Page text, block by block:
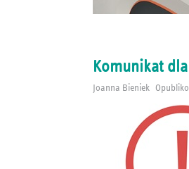
Komunikat
Joanna Bieniek